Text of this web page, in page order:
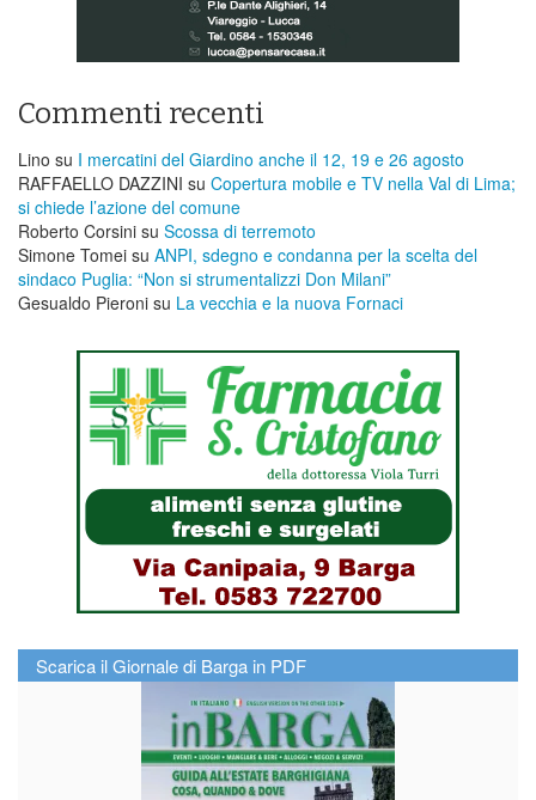
Commenti recenti
Lino su I mercatini del Giardino anche il 12, 19 e 26 agosto
RAFFAELLO DAZZINI su ​Copertura mobile e TV nella Val di Lima;
si chiede l’azione del comune
Roberto Corsini su Scossa di terremoto
Simone Tomei su ANPI, sdegno e condanna per la scelta del
sindaco Puglia: “Non si strumentalizzi Don Milani”
Gesualdo Pieroni su La vecchia e la nuova Fornaci
Scarica il Giornale di Barga in PDF